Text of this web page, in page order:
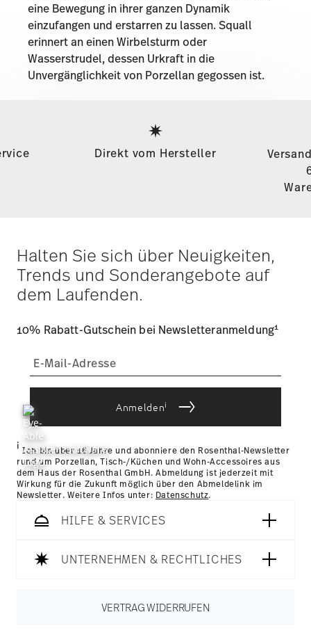
eine Bewegung in ihrer ganzen Dynamik
einzufangen und erstarren zu lassen. Squall
erinnert an einen Wirbelsturm oder
Wasserstrudel, dessen Urkraft in die
Unvergänglichkeit von Porzellan gegossen ist.
Direkt vom Hersteller
Halten Sie sich über Neuigkeiten,
Trends und Sonderangebote auf
dem Laufenden.
10% Rabatt-Gutschein bei Newsletteranmeldung1
Anmeldeni
i Ich bin über 16 Jahre und abonniere den Rosenthal-Newsletter
rund um Porzellan, Tisch-/Küchen und Wohn-Accessoires aus
dem Haus der Rosenthal GmbH. Abmeldung ist jederzeit mit
Wirkung für die Zukunft möglich über den Abmeldelink im
Newsletter. Weitere Infos unter: Datenschutz.
HILFE & SERVICES
UNTERNEHMEN & RECHTLICHES
VERTRAG WIDERRUFEN